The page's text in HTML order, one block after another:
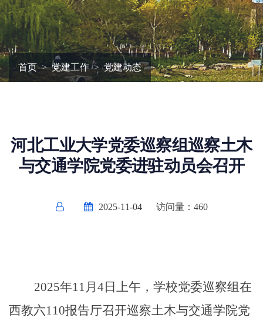
首页 党建工作 党建动态
河北工业大学党委巡察组巡察土木
与交通学院党委进驻动员会召开
2025-11-04 访问量： 460
2025年11月4日上午，学校党委巡察组在
西教六110报告厅召开巡察土木与交通学院党